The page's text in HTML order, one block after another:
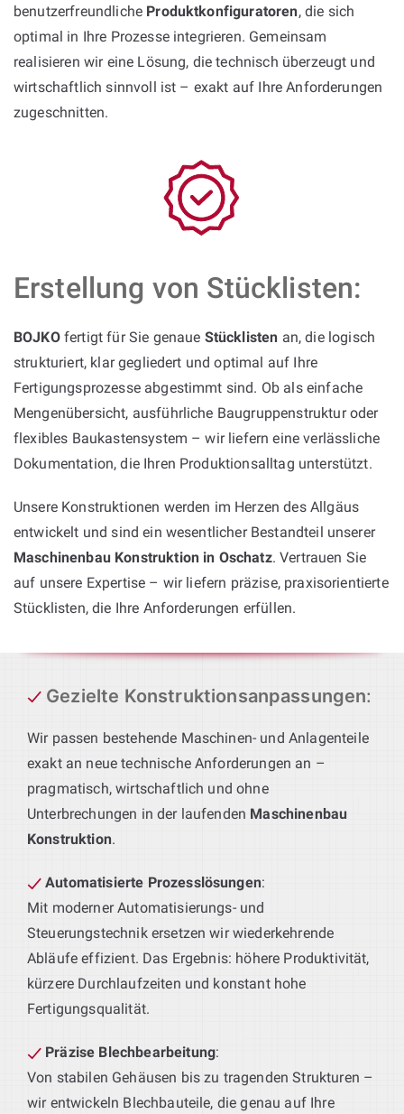
benutzerfreundliche Produktkonfiguratoren, die sich
optimal in Ihre Prozesse integrieren. Gemeinsam
realisieren wir eine Lösung, die technisch überzeugt und
wirtschaftlich sinnvoll ist – exakt auf Ihre Anforderungen
zugeschnitten.
Erstellung von Stücklisten:
BOJKOfertigt für Sie genaue Stücklisten an, die logisch
strukturiert, klar gegliedert und optimal auf Ihre
Fertigungsprozesse abgestimmt sind. Ob als einfache
Mengenübersicht, ausführliche Baugruppenstruktur oder
flexibles Baukastensystem – wir liefern eine verlässliche
Dokumentation, die Ihren Produktionsalltag unterstützt.
Unsere Konstruktionen werden im Herzen des Allgäus
entwickelt und sind ein wesentlicher Bestandteil unserer
Maschinenbau Konstruktion in Oschatz. Vertrauen Sie
auf unsere Expertise – wir liefern präzise, praxisorientierte
Stücklisten, die Ihre Anforderungen erfüllen.
Gezielte Konstruktionsanpassungen:
Wir passen bestehende Maschinen- und Anlagenteile
exakt an neue technische Anforderungen an –
pragmatisch, wirtschaftlich und ohne
Unterbrechungen in der laufenden Maschinenbau
Konstruktion.
Automatisierte Prozesslösungen:
Mit moderner Automatisierungs- und
Steuerungstechnik ersetzen wir wiederkehrende
Abläufe effizient. Das Ergebnis: höhere Produktivität,
kürzere Durchlaufzeiten und konstant hohe
Fertigungsqualität.
Präzise Blechbearbeitung:
Von stabilen Gehäusen bis zu tragenden Strukturen –
wir entwickeln Blechbauteile, die genau auf Ihre